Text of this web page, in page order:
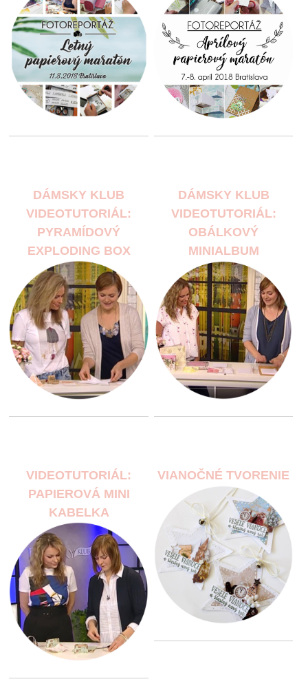
DÁMSKY KLUB
VIDEOTUTORIÁL:
PYRAMÍDOVÝ
EXPLODING BOX
DÁMSKY KLUB
VIDEOTUTORIÁL:
OBÁLKOVÝ
MINIALBUM
VIDEOTUTORIÁL:
PAPIEROVÁ MINI
KABELKA
VIANOČNÉ TVORENIE